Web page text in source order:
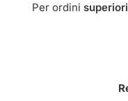
Per ordini